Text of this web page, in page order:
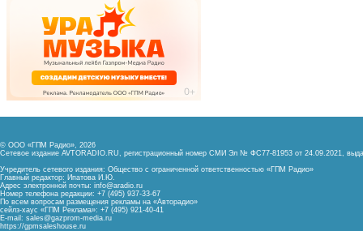
© ООО «ГПМ Радио», 2026
Сетевое издание AVTORADIO.RU, регистрационный номер СМИ Эл № ФС77-81953 от 24.09.2021,
Учредитель сетевого издания: Общество с ограниченной ответственностью «ГПМ Радио»
Главный редактор: Ипатова И.Ю.
Адрес электронной почты: info@aradio.ru
Номер телефона редакции: +7 (495) 937-33-67
По всем вопросам размещения рекламы на «Авторадио»
сейлз-хаус «ГПМ Реклама»: +7 (495) 921-40-41
E-mail: sales@gazprom-media.ru
https://gpmsaleshouse.ru